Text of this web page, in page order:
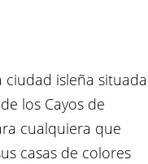
ciudad isleña situada
los Cayos de
cualquiera que
casas de colores